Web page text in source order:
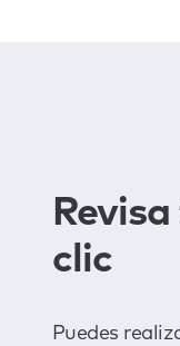
clic
Puedes